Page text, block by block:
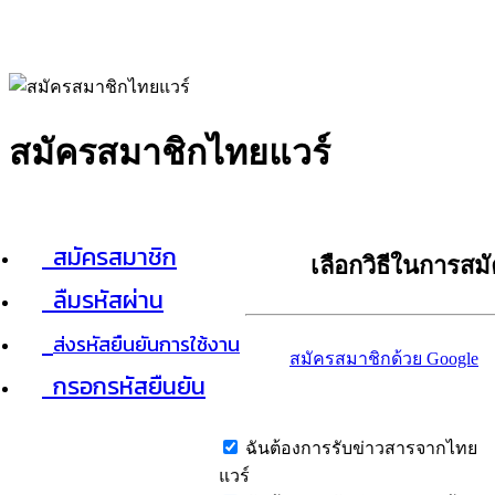
สมัครสมาชิกไทยแวร์
สมัครสมาชิก
ลืมรหัสผ่าน
ส่งรหัสยืนยันการใช้งาน
กรอกรหัสยืนยัน
เลือกวิธีในการส
สมัครสมาชิกด้วย Google
ฉันต้องการรับข่าวสารจากไทย
แวร์